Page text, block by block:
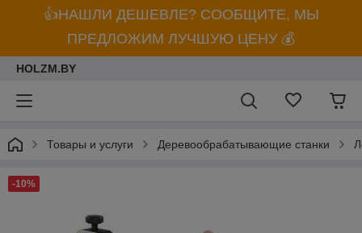
👍НАШЛИ ДЕШЕВЛЕ? СООБЩИТЕ, МЫ
ПРЕДЛОЖИМ ЛУЧШУЮ ЦЕНУ 💰
HOLZM.BY
Товары и услуги Деревообрабатывающие станки
-10%